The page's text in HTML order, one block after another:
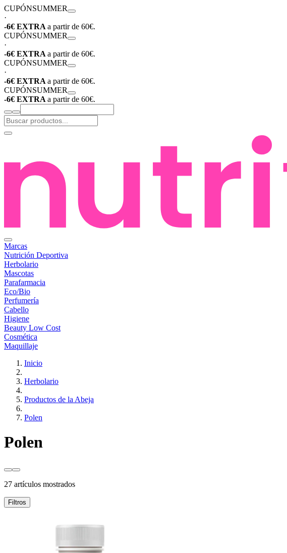
CUPÓNSUMMER
·
-6€ EXTRA a partir de 60€.
CUPÓNSUMMER
·
-6€ EXTRA a partir de 60€.
CUPÓNSUMMER
·
-6€ EXTRA a partir de 60€.
CUPÓNSUMMER
-6€ EXTRA a partir de 60€.
Marcas
Nutrición Deportiva
Herbolario
Mascotas
Parafarmacia
Eco/Bio
Perfumería
Cabello
Higiene
Beauty Low Cost
Cosmética
Maquillaje
Inicio
Herbolario
Productos de la Abeja
Polen
Polen
27 artículos mostrados
Filtros